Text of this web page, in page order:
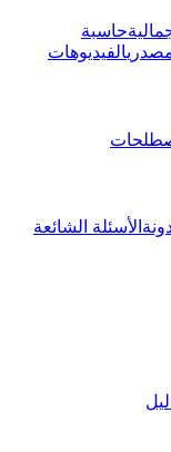
حاسبة
الفيديوهات
الأسئلة الشائعة